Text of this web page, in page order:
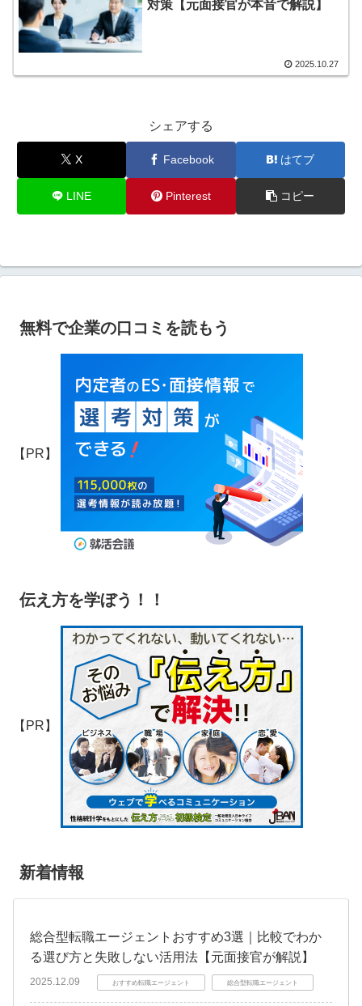
対策【元面接官が本音で解説】
2025.10.27
シェアする
X Facebook はてブ
LINE Pinterest コピー
無料で企業の口コミを読もう
【PR】
伝え方を学ぼう！！
【PR】
新着情報
総合型転職エージェントおすすめ3選｜比較でわか
る選び方と失敗しない活用法【元面接官が解説】
2025.12.09 おすすめ転職エージェント 総合型転職エージェント